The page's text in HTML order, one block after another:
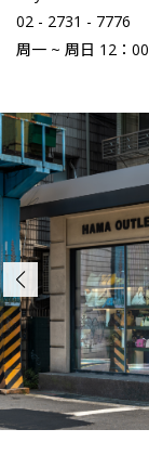
02 - 2731 - 7776
周一 ~ 周日 12：